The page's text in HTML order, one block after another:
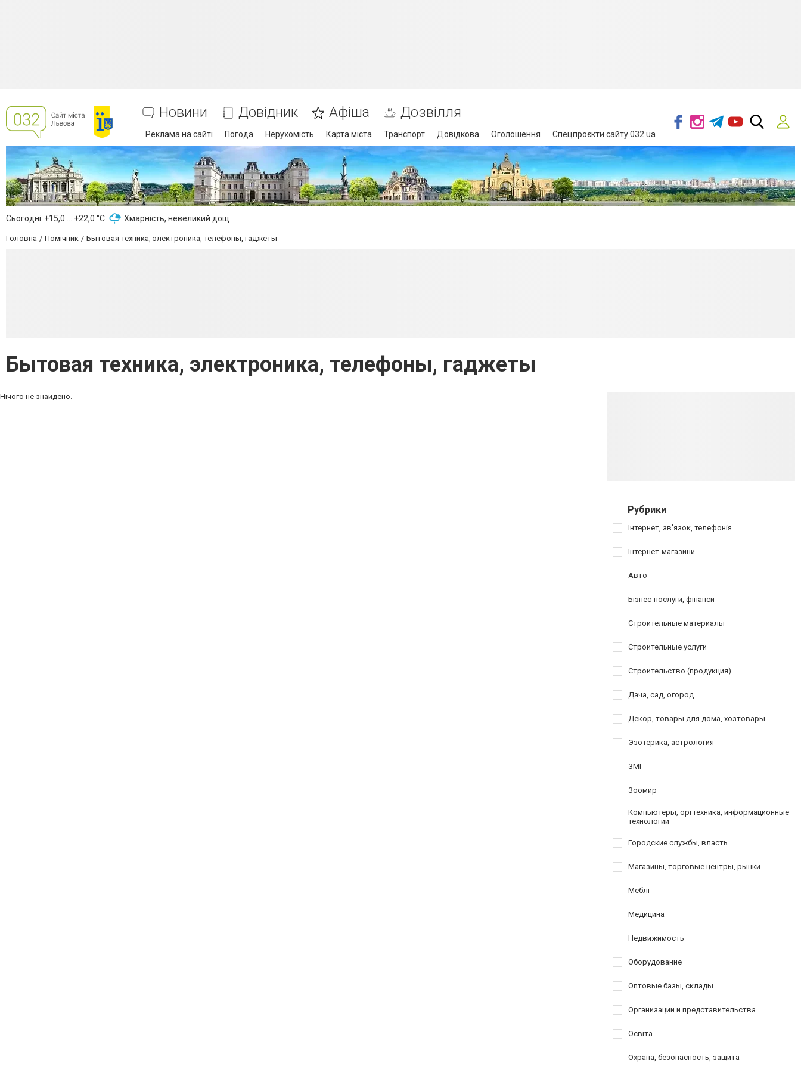
Новини Довідник Афіша Дозвілля
Реклама на сайті Погода Нерухомість Карта міста Транспорт Довідкова Оголошення Спецпроєкти сайту 032.ua
Сьогодні +15,0 ... +22,0 °С Хмарність, невеликий дощ
Головна Помічник Бытовая техника, электроника, телефоны, гаджеты
Бытовая техника, электроника, телефоны, гаджеты
Нічого не знайдено.
Рубрики
Інтернет, зв'язок, телефонія
Інтернет-магазини
Авто
Бізнес-послуги, фінанси
Строительные материалы
Строительные услуги
Строительство (продукция)
Дача, сад, огород
Декор, товары для дома, хозтовары
Эзотерика, астрология
ЗМІ
Зоомир
Компьютеры, оргтехника, информационные
технологии
Городские службы, власть
Магазины, торговые центры, рынки
Меблі
Медицина
Недвижимость
Оборудование
Оптовые базы, склады
Организации и представительства
Освіта
Охрана, безопасность, защита